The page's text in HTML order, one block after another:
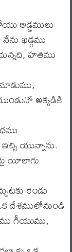
అడ్డములు
ఖడ్గము
హతము
అక్కడికి
యున్నాను.
యీలాగు
రెండు
దేశములోనుండి
గీయుము,